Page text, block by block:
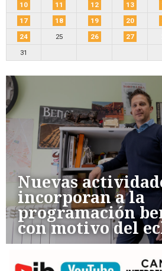
10
11 12 13
17
18 19 20
24
25 26 27
31
Nuevas
incorporan a la
programación
con motivo del